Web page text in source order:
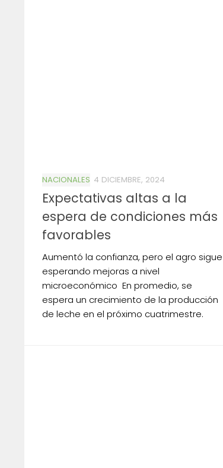
NACIONALES 4 DICIEMBRE, 2024
Expectativas altas a la
espera de condiciones más
favorables
Aumentó la confianza, pero el agro sigue
esperando mejoras a nivel
microeconómico En promedio, se
espera un crecimiento de la producción
de leche en el próximo cuatrimestre.